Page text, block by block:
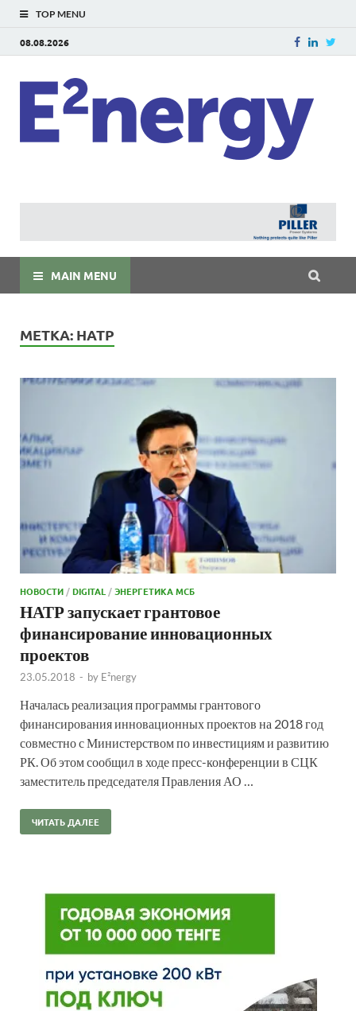
TOP MENU
08.08.2026
MAIN MENU
МЕТКА: НАТР
НОВОСТИ /DIGITAL /ЭНЕРГЕТИКА МСБ
НАТР запускает грантовое
финансирование инновационных
проектов
23.05.2018 - by E²nergy
Началась реализация программы грантового
финансирования инновационных проектов на 2018 год
совместно с Министерством по инвестициям и развитию
РК. Об этом сообщил в ходе пресс-конференции в СЦК
заместитель председателя Правления АО …
ЧИТАТЬ ДАЛЕЕ